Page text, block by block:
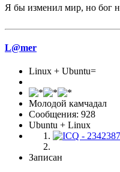
Я бы изменил мир, но бог
L@mer
Linux + Ubuntu=
Молодой камчадал
Сообщения: 928
Ubuntu + Linux
Записан